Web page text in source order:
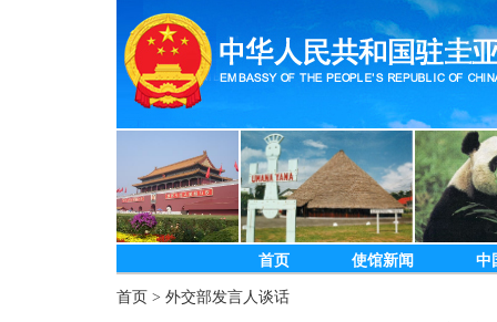
首页 使馆新闻 中
首页 > 外交部发言人谈话